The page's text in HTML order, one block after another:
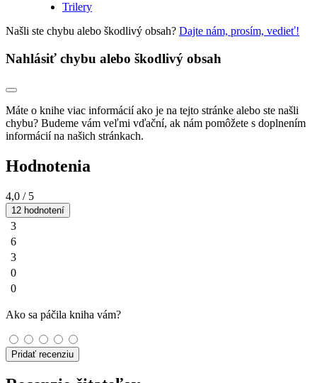
Trilery
Našli ste chybu alebo škodlivý obsah? Dajte nám, prosím, vedieť!
Nahlásiť chybu alebo škodlivý obsah
Máte o knihe viac informácií ako je na tejto stránke alebo ste našli
chybu? Budeme vám veľmi vďační, ak nám pomôžete s doplnením
informácií na našich stránkach.
Hodnotenia
4,0 / 5
12 hodnotení
3
6
3
0
0
Ako sa páčila kniha vám?
Pridať recenziu